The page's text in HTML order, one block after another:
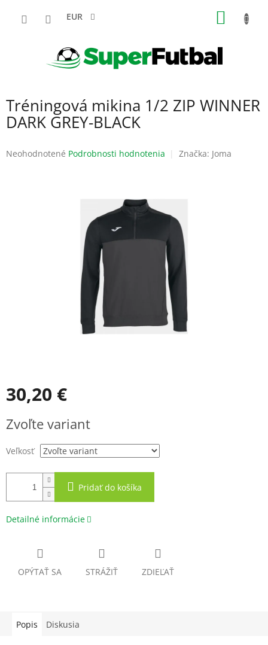
EUR
Tréningová mikina 1/2 ZIP WINNER
DARK GREY-BLACK
Priemerné
Neohodnotené Podrobnosti hodnotenia Značka: Joma
30,20 €
cena:
Zvoľte variant
Veľkosť
Pridať do košíka
Detailné informácie
OPÝTAŤ SA STRÁŽIŤ ZDIEĽAŤ
Popis Diskusia